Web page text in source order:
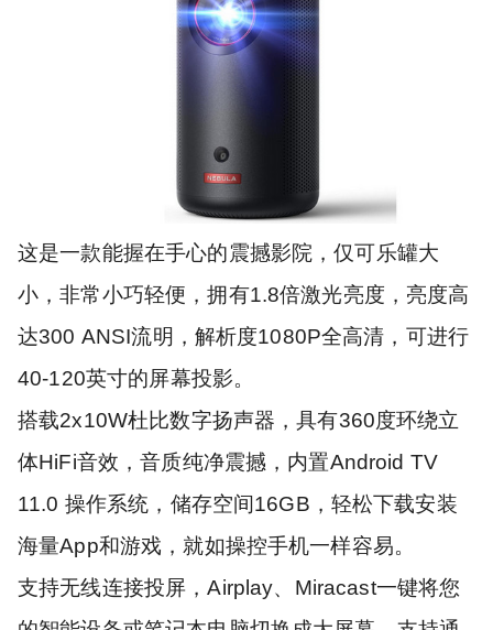
这是一款能握在手心的震撼影院，仅可乐罐大
小，非常小巧轻便，拥有1.8倍激光亮度，亮度高
达300 ANSI流明，解析度1080P全高清，可进行
40-120英寸的屏幕投影。
搭载2x10W杜比数字扬声器，具有360度环绕立
体HiFi音效，音质纯净震撼，内置Android TV
11.0 操作系统，储存空间16GB，轻松下载安装
海量App和游戏，就如操控手机一样容易。
支持无线连接投屏，Airplay、Miracast一键将您